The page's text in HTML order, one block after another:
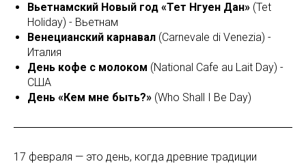
Вьетнамский Новый год «Тет Нгуен Дан» (Tet
Holiday) - Вьетнам
Венецианский карнавал (Carnevale di Venezia) -
Италия
День кофе с молоком (National Cafe au Lait Day) -
США
День «Кем мне быть?» (Who Shall I Be Day)
17 февраля — это день, когда древние традиции